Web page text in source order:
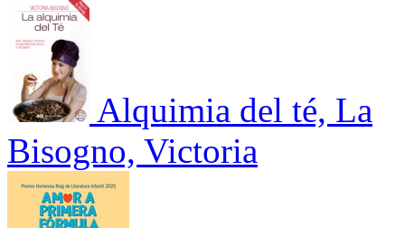
Alquimia del té, La
Bisogno, Victoria